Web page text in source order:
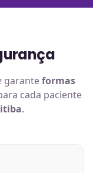
garanteformas
cada paciente
.